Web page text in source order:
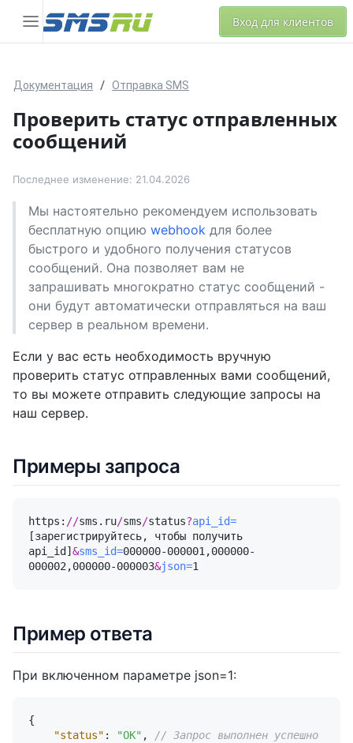
Вход для клиентов
Документация Отправка SMS
Проверить статус отправленных
сообщений
Последнее изменение: 21.04.2026
Мы настоятельно рекомендуем использовать
бесплатную опцию webhook для более
быстрого и удобного получения статусов
сообщений. Она позволяет вам не
запрашивать многократно статус сообщений -
они будут автоматически отправляться на ваш
сервер в реальном времени.
Если у вас есть необходимость вручную
проверить статус отправленных вами сообщений,
то вы можете отправить следующие запросы на
наш сервер.
Примеры запроса
https: //sms.ru/sms/status?api_id=
[зарегистрируйтесь, чтобы получить
api_id] &sms_id=000000-000001,000000-
000002,000000-000003&json=1
Пример ответа
При включенном параметре json=1:
{
"status" : "OK" ,
// Запрос выполнен успешно